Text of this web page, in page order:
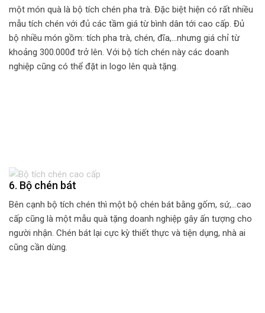
một món quà là bộ tích chén pha trà. Đặc biệt hiện có rất nhiều
mẫu tích chén với đủ các tầm giá từ bình dân tới cao cấp. Đủ
bộ nhiều món gồm: tích pha trà, chén, đĩa,…nhưng giá chỉ từ
khoảng 300.000đ trở lên. Với bộ tích chén này các doanh
nghiệp cũng có thể đặt in logo lên quà tặng.
6. Bộ chén bát
Bên cạnh bộ tích chén thì một bộ chén bát bằng gốm, sứ,…cao
cấp cũng là một mẫu quà tặng doanh nghiệp gây ấn tượng cho
người nhận. Chén bát lại cực kỳ thiết thực và tiện dụng, nhà ai
cũng cần dùng.